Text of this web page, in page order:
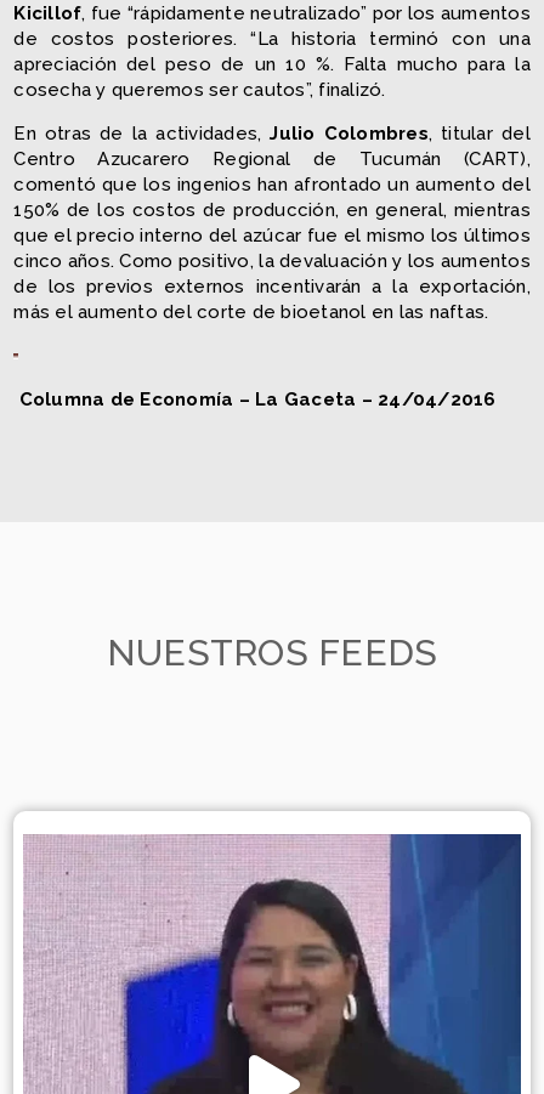
Kicillof, fue “rápidamente neutralizado” por los aumentos
de costos posteriores. “La historia terminó con una
apreciación del peso de un 10 %. Falta mucho para la
cosecha y queremos ser cautos”, finalizó.
En otras de la actividades,Julio Colombres, titular del
Centro Azucarero Regional de Tucumán (CART),
comentó que los ingenios han afrontado un aumento del
150% de los costos de producción, en general, mientras
que el precio interno del azúcar fue el mismo los últimos
cinco años. Como positivo, la devaluación y los aumentos
de los previos externos incentivarán a la exportación,
más el aumento del corte de bioetanol en las naftas.
Columna de Economía – La Gaceta – 24/04/2016
NUESTROS FEEDS